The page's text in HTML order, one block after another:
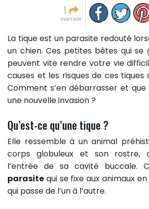
1
PARTAGE
Partager sur
Partager
La tique est un parasite redouté
un chien. Ces petites bêtes qui se
peuvent vite rendre votre vie
causes et les risques de ces tiques
Comment s’en débarrasser et
une nouvelle invasion ?
Qu’est-ce qu’une tique ?
Elle ressemble à un animal
corps globuleux et son rostre,
l’entrée de sa cavité buccale.
parasite qui se fixe aux animaux
qui passe de l’un à l’autre.